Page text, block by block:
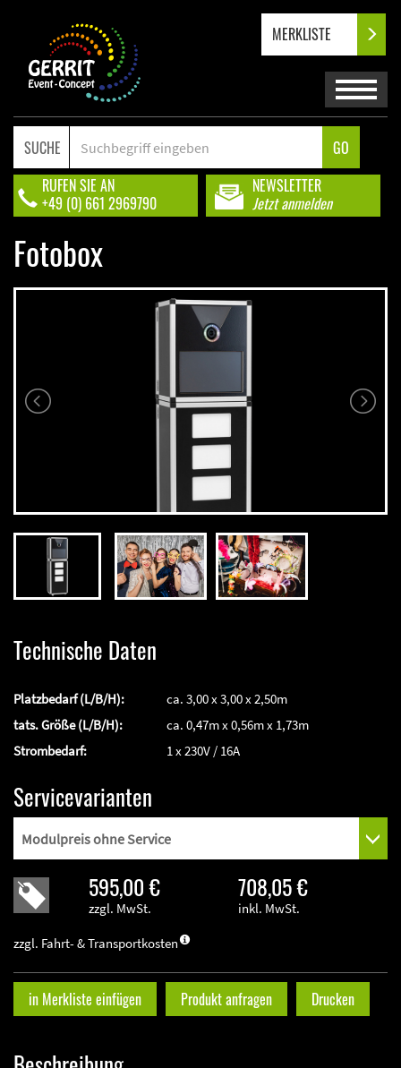
MERKLISTE
SUCHE
GO
RUFEN SIE AN
+49 (0) 661 2969790
NEWSLETTER
Jetzt anmelden
Fotobox
Servicevarianten
595,00 €
zzgl. MwSt.
708,05 €
inkl. MwSt.
zzgl. Fahrt- & Transportkosten
in Merkliste einfügen Produkt anfragen Drucken
Technische Daten
Platzbedarf (L/B/H):
ca. 3,00 x 3,00 x 2,50m
tats. Größe (L/B/H):
ca. 0,47m x 0,56m x 1,73m
Strombedarf:
1 x 230V / 16A